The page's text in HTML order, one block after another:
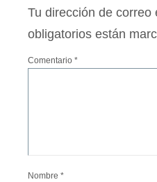
Tu dirección de
obligatorios están
Comentario *
Nombre *